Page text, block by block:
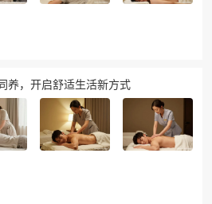
养，开启舒适生活新方式